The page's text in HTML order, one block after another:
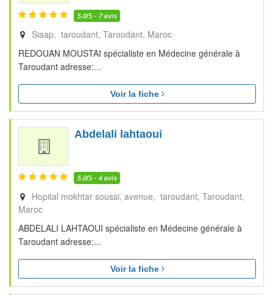
5.0/5 - 7avis
Siaap, taroudant Taroudant Maroc
REDOUAN MOUSTAI spécialiste en Médecine générale à
Taroudant adresse:...
Voir la fiche
Abdelali lahtaoui
5.0/5 - 4avis
Hopital mokhtar soussi, avenue, taroudant Taroudant
Maroc
ABDELALI LAHTAOUI spécialiste en Médecine générale à
Taroudant adresse:...
Voir la fiche